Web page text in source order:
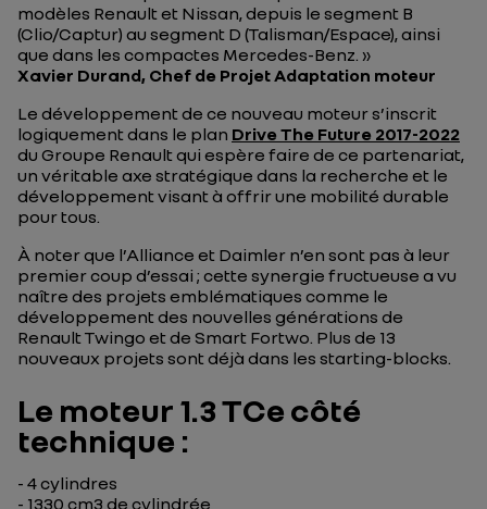
modèles Renault et Nissan, depuis le segment B
(Clio/Captur) au segment D (Talisman/Espace), ainsi
que dans les compactes Mercedes-Benz. »
Xavier Durand, Chef de Projet Adaptation moteur
Le développement de ce nouveau moteur s’inscrit
logiquement dans le plan Drive The Future 2017-2022
du Groupe Renault qui espère faire de ce partenariat,
un véritable axe stratégique dans la recherche et le
développement visant à offrir une mobilité durable
pour tous.
À noter que l’Alliance et Daimler n’en sont pas à leur
premier coup d’essai ; cette synergie fructueuse a vu
naître des projets emblématiques comme le
développement des nouvelles générations de
Renault Twingo et de Smart Fortwo. Plus de 13
nouveaux projets sont déjà dans les starting-blocks.
Le moteur 1.3 TCe côté
technique :
- 4 cylindres
- 1330 cm3 de cylindrée